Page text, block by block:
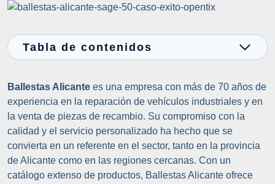
Tabla de contenidos
Ballestas Alicante es una empresa con más de 70 años de
experiencia en la reparación de vehículos industriales y en
la venta de piezas de recambio. Su compromiso con la
calidad y el servicio personalizado ha hecho que se
convierta en un referente en el sector, tanto en la provincia
de Alicante como en las regiones cercanas. Con un
catálogo extenso de productos, Ballestas Alicante ofrece